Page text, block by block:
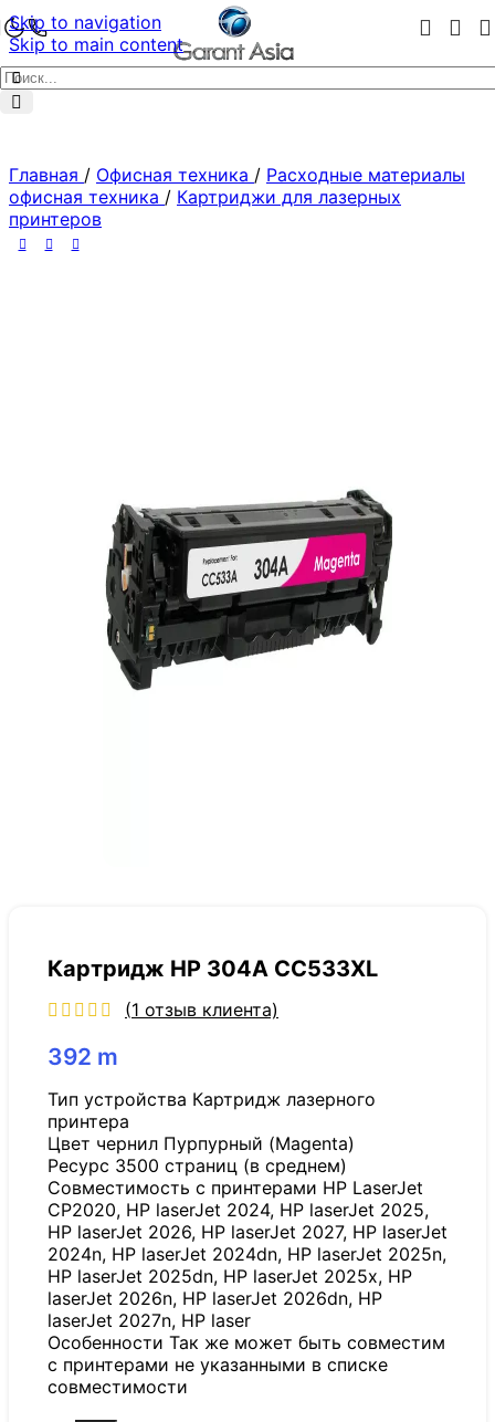
Skip to navigation
Skip to main content
Главная / Офисная техника / Расходные материалы
офисная техника / Картриджи для лазерных
принтеров
Картридж HP 304A CC533XL
(1 отзыв клиента)
392 m
Тип устройства Картридж лазерного
принтера
Цвет чернил Пурпурный (Magenta)
Ресурс 3500 страниц (в среднем)
Совместимость с принтерами HP LaserJet
CP2020, HP laserJet 2024, HP laserJet 2025,
HP laserJet 2026, HP laserJet 2027, HP laserJet
2024n, HP laserJet 2024dn, HP laserJet 2025n,
HP laserJet 2025dn, HP laserJet 2025x, HP
laserJet 2026n, HP laserJet 2026dn, HP
laserJet 2027n, HP laser
Особенности Так же может быть совместим
с принтерами не указанными в списке
совместимости